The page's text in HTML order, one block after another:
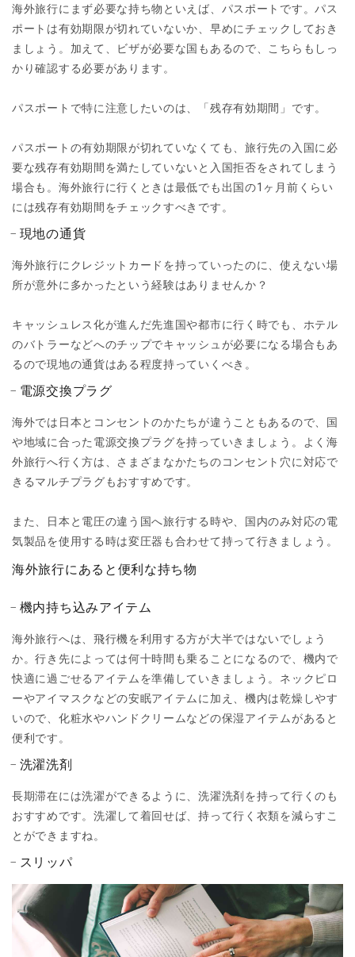
海外旅行にまず必要な持ち物といえば、パスポートです。パス
ポートは有効期限が切れていないか、早めにチェックしておき
ましょう。加えて、ビザが必要な国もあるので、こちらもしっ
かり確認する必要があります。
パスポートで特に注意したいのは、「残存有効期間」です。
パスポートの有効期限が切れていなくても、旅行先の入国に必
要な残存有効期間を満たしていないと入国拒否をされてしまう
場合も。海外旅行に行くときは最低でも出国の1ヶ月前くらい
には残存有効期間をチェックすべきです。
現地の通貨
海外旅行にクレジットカードを持っていったのに、使えない場
所が意外に多かったという経験はありませんか？
キャッシュレス化が進んだ先進国や都市に行く時でも、ホテル
のバトラーなどへのチップでキャッシュが必要になる場合もあ
るので現地の通貨はある程度持っていくべき。
電源交換プラグ
海外では日本とコンセントのかたちが違うこともあるので、国
や地域に合った電源交換プラグを持っていきましょう。よく海
外旅行へ行く方は、さまざまなかたちのコンセント穴に対応で
きるマルチプラグもおすすめです。
また、日本と電圧の違う国へ旅行する時や、国内のみ対応の電
気製品を使用する時は変圧器も合わせて持って行きましょう。
海外旅行にあると便利な持ち物
機内持ち込みアイテム
海外旅行へは、飛行機を利用する方が大半ではないでしょう
か。行き先によっては何十時間も乗ることになるので、機内で
快適に過ごせるアイテムを準備していきましょう。ネックピロ
ーやアイマスクなどの安眠アイテムに加え、機内は乾燥しやす
いので、化粧水やハンドクリームなどの保湿アイテムがあると
便利です。
洗濯洗剤
長期滞在には洗濯ができるように、洗濯洗剤を持って行くのも
おすすめです。洗濯して着回せば、持って行く衣類を減らすこ
とができますね。
スリッパ